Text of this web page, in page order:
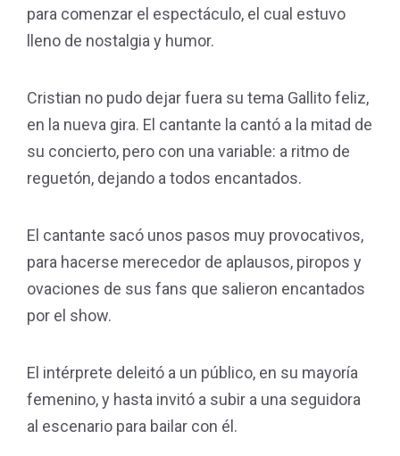
para comenzar el espectáculo, el cual estuvo
lleno de nostalgia y humor.
Cristian no pudo dejar fuera su tema Gallito feliz,
en la nueva gira. El cantante la cantó a la mitad de
su concierto, pero con una variable: a ritmo de
reguetón, dejando a todos encantados.
El cantante sacó unos pasos muy provocativos,
para hacerse merecedor de aplausos, piropos y
ovaciones de sus fans que salieron encantados
por el show.
El intérprete deleitó a un público, en su mayoría
femenino, y hasta invitó a subir a una seguidora
al escenario para bailar con él.